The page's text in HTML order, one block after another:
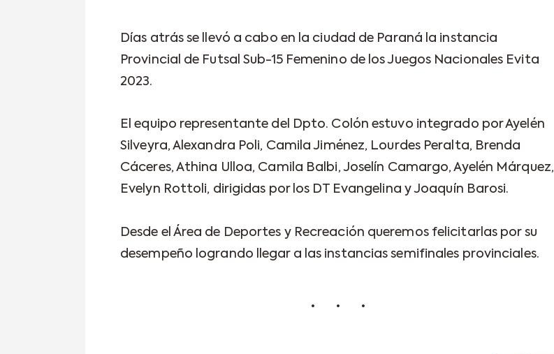
Días atrás se llevó a cabo en la ciudad de Paraná la instancia
Provincial de Futsal Sub-15 Femenino de los Juegos Nacionales Evita
2023.
El equipo representante del Dpto. Colón estuvo integrado por Ayelén
Silveyra, Alexandra Poli, Camila Jiménez, Lourdes Peralta, Brenda
Cáceres, Athina Ulloa, Camila Balbi, Joselín Camargo, Ayelén Márquez,
Evelyn Rottoli, dirigidas por los DT Evangelina y Joaquín Barosi.
Desde el Área de Deportes y Recreación queremos felicitarlas por su
desempeño logrando llegar a las instancias semifinales provinciales.